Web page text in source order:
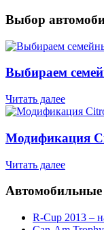
Выбор
Выбираем
Читать далее
Модификация
Читать далее
R-Cup 2013 –